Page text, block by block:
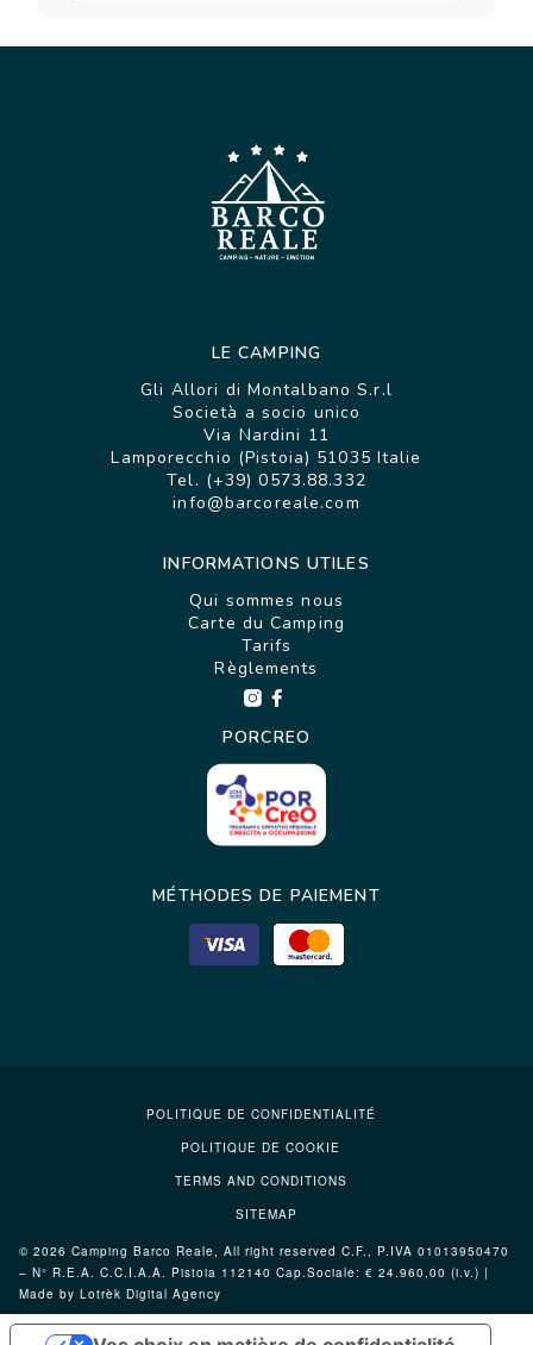
LE CAMPING
Gli Allori di Montalbano S.r.l
Società a socio unico
Via Nardini 11
Lamporecchio (Pistoia) 51035 Italie
Tel. (+39) 0573.88.332
info@barcoreale.com
INFORMATIONS UTILES
Qui sommes nous
Carte du Camping
Tarifs
Règlements
PORCREO
MÉTHODES DE PAIEMENT
© 2026 Camping Barco Reale, All right reserved C.F., P.IVA 01013950470
– N° R.E.A. C.C.I.A.A. Pistoia 112140 Cap.Sociale: € 24.960,00 (i.v.) |
Made by Lotrèk Digital Agency
POLITIQUE DE CONFIDENTIALITÉ
POLITIQUE DE COOKIE
TERMS AND CONDITIONS
SITEMAP